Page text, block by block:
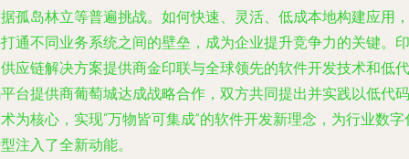
孤岛林立等普遍挑战。如何快速、灵活、低成本地构建应用，
通不同业务系统之间的壁垒，成为企业提升竞争力的关键。印
应链解决方案提供商金印联与全球领先的软件开发技术和低代
台提供商葡萄城达成战略合作，双方共同提出并实践以低代码
为核心，实现“万物皆可集成”的软件开发新理念，为行业数字
注入了全新动能。